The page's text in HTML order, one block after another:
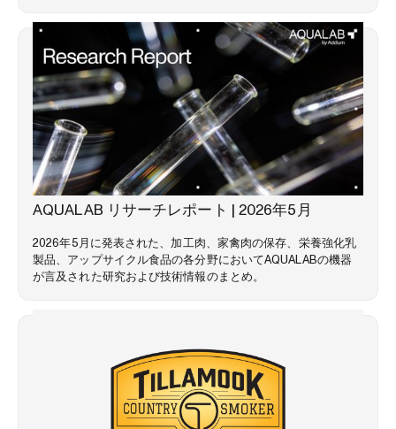
市場動向
AQUALAB リサーチレポート | 2026年5月
2026年5月に発表された、加工肉、家禽肉の保存、栄養強化乳
製品、アップサイクル食品の各分野においてAQUALABの機器
が言及された研究および技術情報のまとめ。